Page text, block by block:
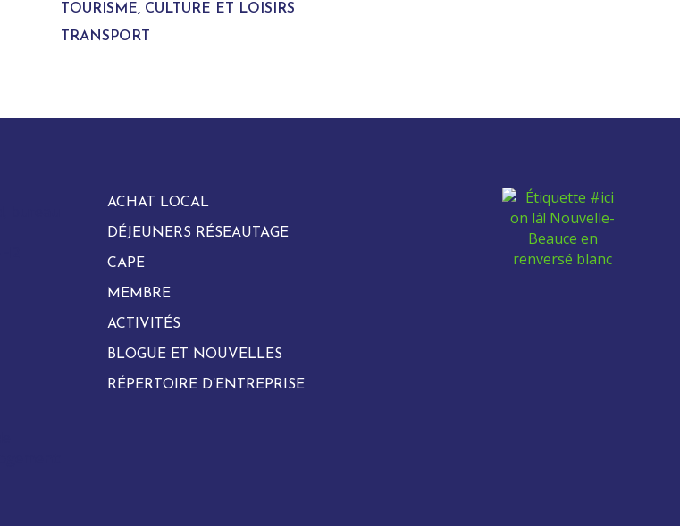
TOURISME, CULTURE ET LOISIRS
TRANSPORT
ACHAT LOCAL
DÉJEUNERS RÉSEAUTAGE
CAPE
MEMBRE
ACTIVITÉS
BLOGUE ET NOUVELLES
RÉPERTOIRE D’ENTREPRISE